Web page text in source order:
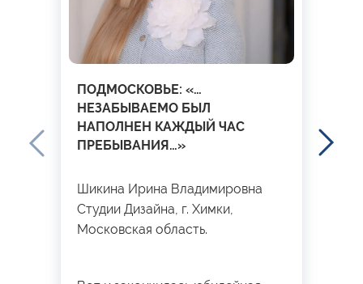
ПОДМОСКОВЬЕ: «…
НЕЗАБЫВАЕМО БЫЛ
НАПОЛНЕН КАЖДЫЙ ЧАС
ПРЕБЫВАНИЯ…»
Шикина Ирина Владимировна
Студии Дизайна, г. Химки,
Московская область.